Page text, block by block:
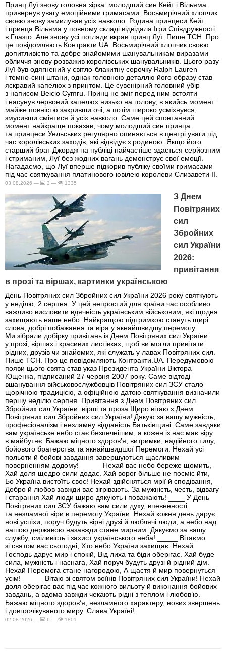
Принц Луї знову головна зірка: молодший син Кейт і Вільяма
привернув увагу емоційними гримасами. Восьмирічний хлопчик
своєю знову замилував усіх навколо. Родина принцеси Кейт
і принца Вільяма у повному складі відвідала Ігри Співдружності
в Глазго. Але знову усі погляди вкрав принц Луї. Пише ТСН. Про
це повідомляють Контракти.UA. Восьмирічний хлопчик своєю
допитливістю та добре знайомими шанувальникам виразами
обличчя знову розважив королівських шанувальників. Цього разу
Луї був одягнений у світло-блакитну сорочку Ralph Lauren
і темно-сині штани, однак головною деталлю його образу став
яскравий капелюх з принтом. Це сувенірний головний убір
з написом Beicio Cymru. Принц не зміг перед ним встояти
і насунув червоний капелюх низько на голову, в якийсь момент
майже повністю закривши очі, а потім широко усміхнувся,
змусивши сміятися й усіх навколо. Саме цей спонтанний
момент найкраще показав, чому молодший син принца
та принцеси Уельських регулярно опиняється в центрі уваги під
час королівських заходів, які відвідує з родиною. Якщо його
старший брат Джордж на публіці найчастіше здається серйозним
і стриманим, Луї без жодних вагань демонструє свої емоції.
Нагадаємо, що Луї вперше підкорив публіку своїми гримасами
під час святкування платинового ювілею королеви Єлизавети II.
03.08.2026 — 3 — 1335
З Днем
Повітряних
сил
Збройних
сил України
2026:
привітання
в прозі та віршах, картинки українською
День Повітряних сил Збройних сил України 2026 року святкують
у неділю, 2 серпня. У цей непростий для країни час особливо
важливо висловити вдячність українським військовим, які щодня
захищають наше небо. Найкращою підтримкою стануть щирі
слова, добрі побажання та віра у якнайшвидшу перемогу.
Ми зібрали добірку привітань із Днем Повітряних сил України
у прозі, віршах і красивих листівках, щоб ви могли привітати
рідних, друзів чи знайомих, які служать у лавах Повітряних сил.
Пише ТСН. Про це повідомляють Контракти.UA. Передумовою
появи цього свята став указ Президента України Віктора
Ющенка, підписаний 27 червня 2007 року. Саме відтоді
вшанування військовослужбовців Повітряних сил ЗСУ стало
щорічною традицією, а офіційною датою святкування визначили
першу неділю серпня. Привітання з Днем Повітряних сил
Збройних сил України: вірші та проза Щиро вітаю з Днем
Повітряних сил Збройних сил України! Дякую за вашу мужність,
професіоналізм і незламну відданість Батьківщині. Саме завдяки
вам українське небо стає безпечнішим, а кожен із нас має віру
в майбутнє. Бажаю міцного здоров’я, витримки, надійного тилу,
бойового братерства та якнайшвидшої Перемоги. Нехай усі
польоти й бойові завдання завершуються щасливим
поверненням додому! _____ Нехай вас небо береже щомить,
Хай доля щедро сили додає. Хай ворог більше не посміє йти,
Бо Україна вистоїть своє! Нехай здійсняться мрії й сподівання,
Добро й любов завжди вас зігрівають. За мужність, честь, відвагу
і старання Хай люди щиро дякують і поважають! ____ У День
Повітряних сил ЗСУ бажаю вам сили духу, впевненості
та незламної віри в перемогу України. Нехай кожен день дарує
нові успіхи, поруч будуть вірні друзі й люблячі люди, а небо над
нашою державою назавжди стане мирним. Дякуємо за вашу
службу, сміливість і захист українського неба! _____ Вітаємо
зі святом вас сьогодні, Хто небо України захищає. Нехай
Господь дарує мир і спокій, Від лиха та біди оберігає. Хай буде
сила, мужність і наснага, Хай поруч будуть друзі й рідний дім.
Нехай Перемога стане нагородою, А щастя й мир повернуться
усім! _____ Вітаю зі святом воїнів Повітряних сил України! Нехай
доля оберігає вас під час кожного вильоту й виконання бойових
завдань, а вдома завжди чекають рідні з теплом і любов’ю.
Бажаю міцного здоров’я, незламного характеру, нових звершень
і довгоочікуваного миру. Слава Україні!
02.08.2026 — 6 — 1801